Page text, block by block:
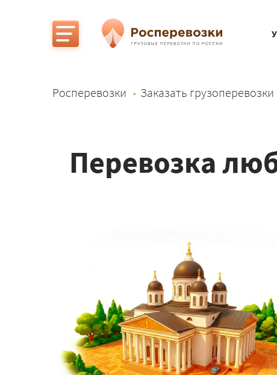
Росперевозки Заказать грузоперевозки
Перевозка